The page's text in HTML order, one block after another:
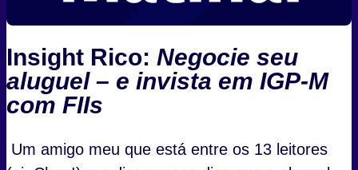
Insight Rico: Negocie seu
aluguel – e invista em IGP-M
com FIIs
Um amigo meu que está entre os 13 leitores